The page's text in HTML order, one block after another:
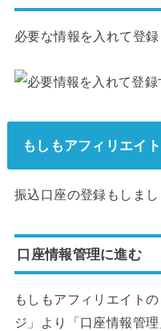
必要な情報を入れて登録
もしもアフィリエイ
振込口座の登録もしまし
口座情報管理に進む
もしもアフィリエイト
ジ」より「口座情報管理